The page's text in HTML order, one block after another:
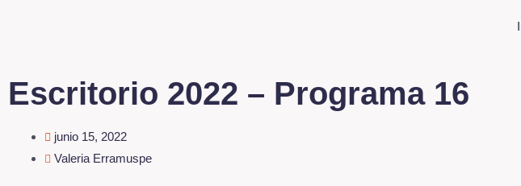
Escritorio 2022 – Programa 16
junio 15, 2022
Valeria Erramuspe